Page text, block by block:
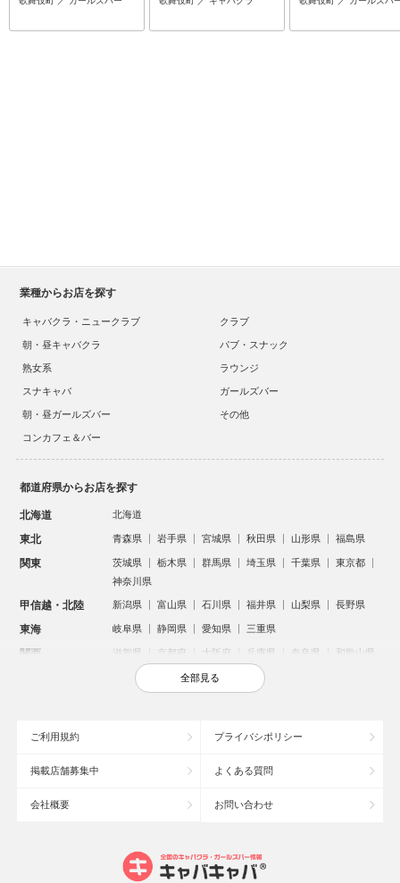
業種からお店を探す
キャバクラ・ニュークラブ
クラブ
朝・昼キャバクラ
パブ・スナック
熟女系
ラウンジ
スナキャバ
ガールズバー
朝・昼ガールズバー
その他
コンカフェ＆バー
都道府県からお店を探す
北海道 北海道
東北 青森県 岩手県 宮城県 秋田県 山形県 福島県
関東 茨城県 栃木県 群馬県 埼玉県 千葉県
東京都
神奈川県
甲信越・北陸 新潟県 富山県 石川県 福井県 山梨県 長野県
東海 岐阜県 静岡県 愛知県 三重県
関西 滋賀県 京都府 大阪府 兵庫県 奈良県 和歌山県
鳥取県 島根県 岡山県 広島県
沖縄県
大宮のキャバクラ
六本木のキャバクラ
全部見る
ご利用規約 プライバシポリシー
掲載店舗募集中 よくある質問
会社概要 お問い合わせ